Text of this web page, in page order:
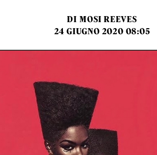
DI MOSI REEVES
24 GIUGNO 2020 08:05